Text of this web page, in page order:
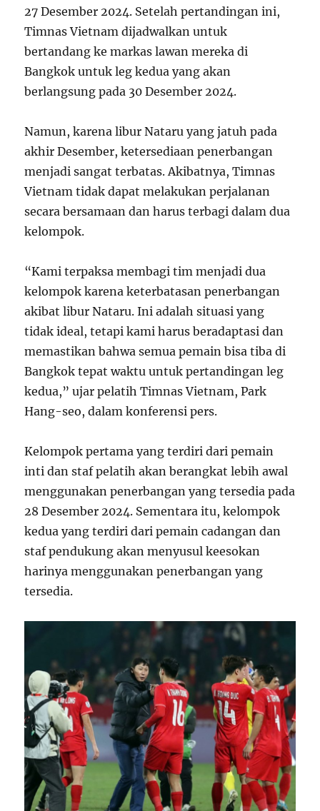
27 Desember 2024. Setelah pertandingan ini,
Timnas Vietnam dijadwalkan untuk
bertandang ke markas lawan mereka di
Bangkok untuk leg kedua yang akan
berlangsung pada 30 Desember 2024.
Namun, karena libur Nataru yang jatuh pada
akhir Desember, ketersediaan penerbangan
menjadi sangat terbatas. Akibatnya, Timnas
Vietnam tidak dapat melakukan perjalanan
secara bersamaan dan harus terbagi dalam dua
kelompok.
“Kami terpaksa membagi tim menjadi dua
kelompok karena keterbatasan penerbangan
akibat libur Nataru. Ini adalah situasi yang
tidak ideal, tetapi kami harus beradaptasi dan
memastikan bahwa semua pemain bisa tiba di
Bangkok tepat waktu untuk pertandingan leg
kedua,” ujar pelatih Timnas Vietnam, Park
Hang-seo, dalam konferensi pers.
Kelompok pertama yang terdiri dari pemain
inti dan staf pelatih akan berangkat lebih awal
menggunakan penerbangan yang tersedia pada
28 Desember 2024. Sementara itu, kelompok
kedua yang terdiri dari pemain cadangan dan
staf pendukung akan menyusul keesokan
harinya menggunakan penerbangan yang
tersedia.